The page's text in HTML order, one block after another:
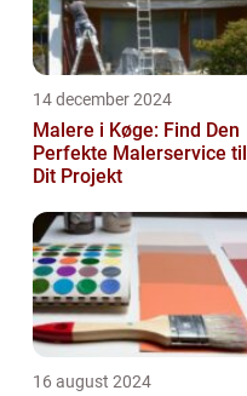
14 december 2024
Malere i Køge: Find Den
Perfekte Malerservice til
Dit Projekt
16 august 2024